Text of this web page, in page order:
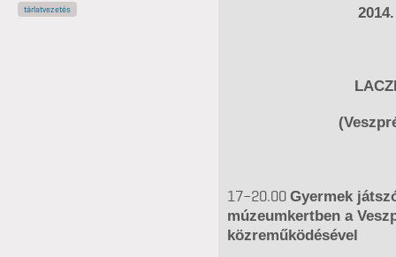
17–20.00 Gyermek
múzeumkertben a
közreműködésével
tárlatvezetés